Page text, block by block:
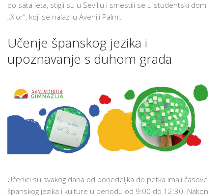
po sata leta, stigli su u Sevilju i smestili se u studentski dom
„Xior”, koji se nalazi u Aveniji Palmi.
Učenje španskog jezika i
upoznavanje s duhom grada
Učenici su svakog dana od ponedeljka do petka imali časove
španskog jezika i kulture u periodu od 9:00 do 12:30. Nakon